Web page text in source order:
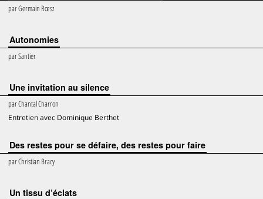
parGermain Rœsz
Autonomies
parSantier
Une invitation au silence
parChantal Charron
Entretien avec Dominique Berthet
Des restes pour se défaire, des restes pour faire
parChristian Bracy
Un tissu d’éclats